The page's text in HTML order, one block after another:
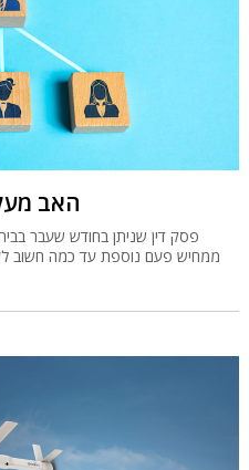
האב
פסק דין שניתן בחודש שעבר
ממחיש פעם נוספת עד כמה חשוב